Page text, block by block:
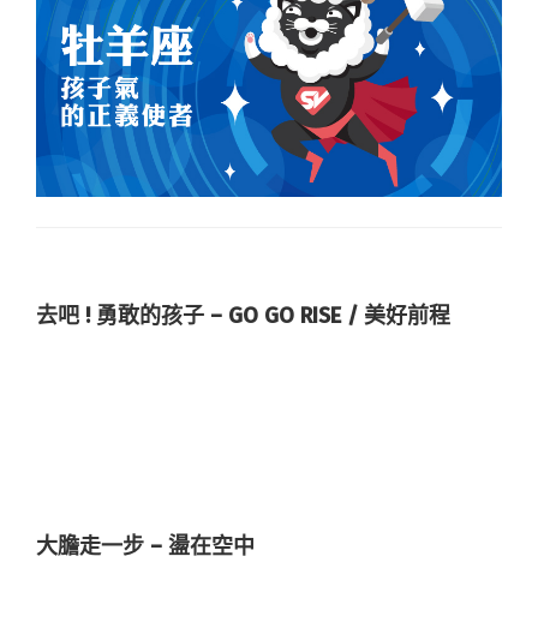
去吧 ! 勇敢的孩子 – GO GO RISE / 美好前程
大膽走一步 – 盪在空中